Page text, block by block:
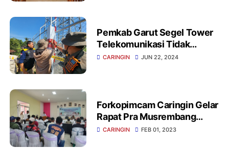
Pemkab Garut Segel Tower
Telekomunikasi Tidak
Berizin di desa Purbayani
CARINGIN JUN 22, 2024
Forkopimcam Caringin Gelar
Rapat Pra Musrembang
Untuk Penyusunan RKPD
CARINGIN FEB 01, 2023